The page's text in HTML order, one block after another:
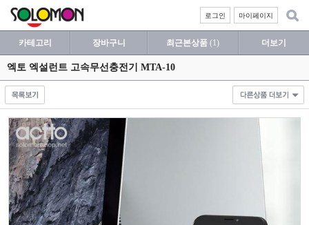
마이페이지
로그인
카테고리 장바구니 최근본상품 (1) 더보기
엑토 엑설런트 고속무선충전기 MTA-10